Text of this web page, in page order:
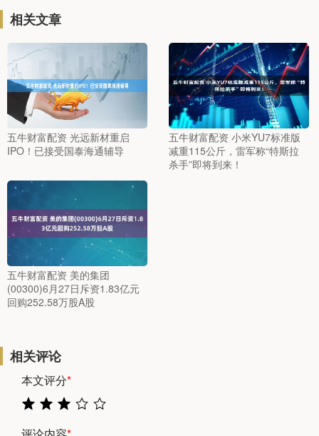
相关文章
五牛财富配资 光远新材重启
IPO！已接受国泰海通辅导
五牛财富配资 小米YU7标准版
减重115公斤，雷军称“特斯拉
杀手”即将到来！
五牛财富配资 美的集团
(00300)6月27日斥资1.83亿元
回购252.58万股A股
相关评论
本文评分*